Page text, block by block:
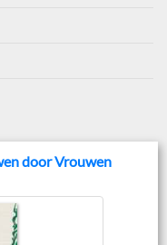
door Vrouwen